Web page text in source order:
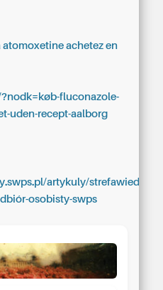
achetez en
fluconazole-
uden-recept-aalborg
artykuly/strefawiedzy-
osobisty-swps